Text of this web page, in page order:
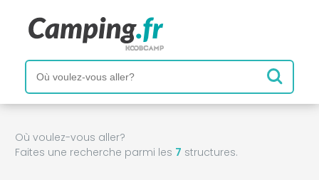
Où voulez-vous aller?
Faites une recherche parmi les 7 structures.